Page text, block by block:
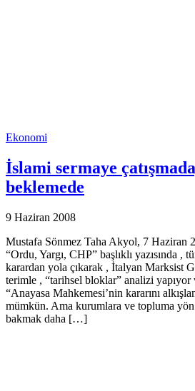
Ekonomi
İslami sermaye
beklemede
9 Haziran 2008
Mustafa Sönmez Taha Akyol, 7 Haziran
“Ordu, Yargı, CHP” başlıklı yazısında ,
karardan yola çıkarak , İtalyan Marksist
terimle , “tarihsel bloklar” analizi
“Anayasa Mahkemesi’nin kararını
mümkün. Ama kurumlara ve topluma
bakmak daha […]